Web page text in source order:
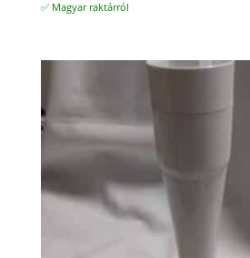
✅ Magyar raktárról